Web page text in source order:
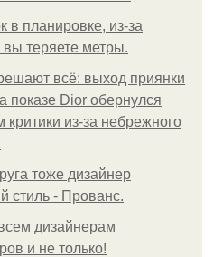
в планировке, из-за
вы теряете метры.
всё: выход приянки
показе Dior обернулся
критики из-за небрежного
тоже дизайнер
стиль - Прованс.
дизайнерам
и не только!